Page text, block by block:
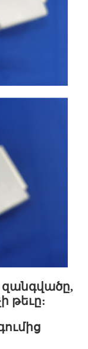
զանգվածը,
թեւը: